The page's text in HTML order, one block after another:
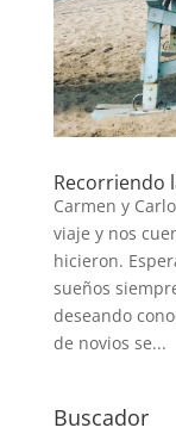
Recorriendo
Carmen y
viaje y nos
hicieron.
sueños
deseando
de novios se...
Buscador